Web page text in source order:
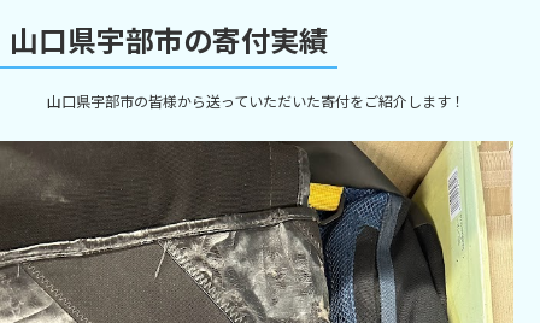
山口県宇部市の寄付実績
山口県宇部市の皆様から送っていただいた寄付をご紹介します！